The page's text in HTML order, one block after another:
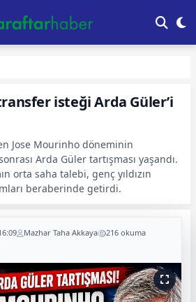
isteği Arda Güler’i
Jose Mourinho döneminin
Arda Güler tartışması yaşandı.
orta saha talebi, genç yıldızın
beraberinde getirdi.
Mazhar Taha Akkaya 216 okuma